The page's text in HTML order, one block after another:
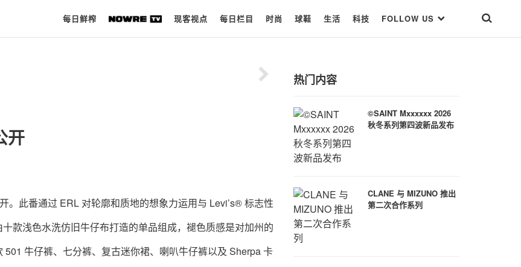
每日鲜榨 现客视点 每日栏目 时尚 球鞋 生活 科技 FOLLOW US
科 技
开
。此番通过 ERL 对轮廓和质地的想象力运用与 Levi’s® 标志性
款浅色水洗仿旧牛仔布打造的单品组成，褪色质感是对加州的
牛仔裤、七分裤、复古迷你裙、喇叭牛仔裤以及 Sherpa 卡
热门内容
©SAINT Mxxxxxx 2026
秋冬系列第四波新品发布
CLANE 与 MIZUNO 推出
第二次合作系列